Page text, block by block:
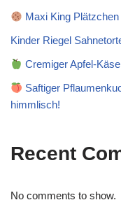
Maxi King Plätzchen
Kinder Riegel
Cremiger Apfel-
Saftiger
himmlisch!
Recent
No comments to show.